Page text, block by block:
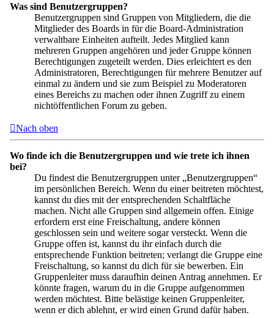
Was sind Benutzergruppen?
Benutzergruppen sind Gruppen von Mitgliedern, die die
Mitglieder des Boards in für die Board-Administration
verwaltbare Einheiten aufteilt. Jedes Mitglied kann
mehreren Gruppen angehören und jeder Gruppe können
Berechtigungen zugeteilt werden. Dies erleichtert es den
Administratoren, Berechtigungen für mehrere Benutzer auf
einmal zu ändern und sie zum Beispiel zu Moderatoren
eines Bereichs zu machen oder ihnen Zugriff zu einem
nichtöffentlichen Forum zu geben.
Nach oben
Wo finde ich die Benutzergruppen und wie trete ich ihnen
bei?
Du findest die Benutzergruppen unter „Benutzergruppen“
im persönlichen Bereich. Wenn du einer beitreten möchtest,
kannst du dies mit der entsprechenden Schaltfläche
machen. Nicht alle Gruppen sind allgemein offen. Einige
erfordern erst eine Freischaltung, andere können
geschlossen sein und weitere sogar versteckt. Wenn die
Gruppe offen ist, kannst du ihr einfach durch die
entsprechende Funktion beitreten; verlangt die Gruppe eine
Freischaltung, so kannst du dich für sie bewerben. Ein
Gruppenleiter muss daraufhin deinen Antrag annehmen. Er
könnte fragen, warum du in die Gruppe aufgenommen
werden möchtest. Bitte belästige keinen Gruppenleiter,
wenn er dich ablehnt, er wird einen Grund dafür haben.